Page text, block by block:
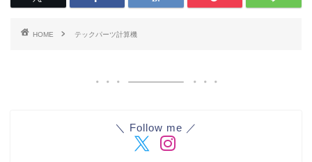
HOME テックパーツ計算機
＼ Follow me ／